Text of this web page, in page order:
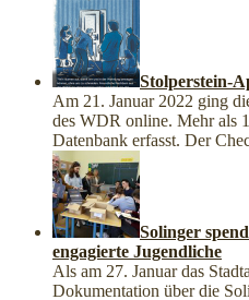
Stolperstein-
Am 21. Januar 2022 ging
des WDR online. Mehr als
Datenbank erfasst. Der
Solinger
engagierte Jugendliche
Als am 27. Januar das
Dokumentation über die